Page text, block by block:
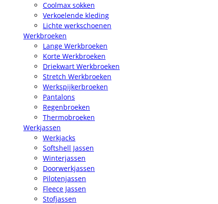
Coolmax sokken
Verkoelende kleding
Lichte werkschoenen
Werkbroeken
Lange Werkbroeken
Korte Werkbroeken
Driekwart Werkbroeken
Stretch Werkbroeken
Werkspijkerbroeken
Pantalons
Regenbroeken
Thermobroeken
Werkjassen
Werkjacks
Softshell Jassen
Winterjassen
Doorwerkjassen
Pilotenjassen
Fleece Jassen
Stofjassen